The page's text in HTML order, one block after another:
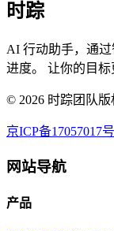
时踪
AI 行动助手，通
进度。 让你的目标
© 2026 时踪团队版
京ICP备17057017号
网站导航
产品